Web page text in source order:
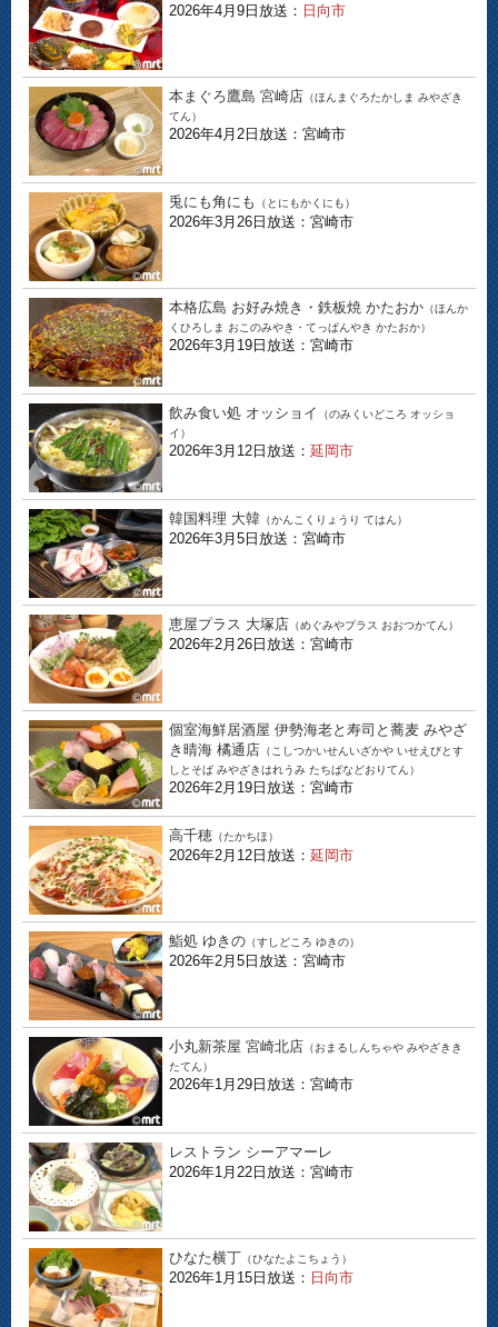
2026年4月9日放送： 日向市
本まぐろ鷹島 宮崎店 （ほんまぐろたかしま みやざき
てん）
2026年4月2日放送：宮崎市
兎にも角にも （とにもかくにも）
2026年3月26日放送：宮崎市
本格広島 お好み焼き・鉄板焼 かたおか （ほんか
くひろしま おこのみやき・てっぱんやき かたおか）
2026年3月19日放送：宮崎市
飲み食い処 オッショイ
（のみくいどころ オッショ
イ）
2026年3月12日放送： 延岡市
韓国料理 大韓 （かんこくりょうり てはん）
2026年3月5日放送：宮崎市
恵屋プラス 大塚店 （めぐみやプラス おおつかてん）
2026年2月26日放送：宮崎市
個室海鮮居酒屋 伊勢海老と寿司と蕎麦 みやざ
き晴海 橘通店 （こしつかいせんいざかや いせえびとす
しとそば みやざきはれうみ たちばなどおりてん）
2026年2月19日放送：宮崎市
高千穂 （たかちほ）
2026年2月12日放送： 延岡市
鮨処 ゆきの （すしどころ ゆきの）
2026年2月5日放送：宮崎市
小丸新茶屋 宮崎北店 （おまるしんちゃや みやざきき
たてん）
2026年1月29日放送：宮崎市
レストラン シーアマーレ
2026年1月22日放送：宮崎市
ひなた横丁 （ひなたよこちょう）
2026年1月15日放送： 日向市